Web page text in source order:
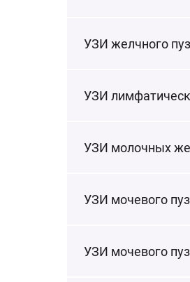
УЗИ желчного
УЗИ
УЗИ молочных
УЗИ мочевого
УЗИ мочевого